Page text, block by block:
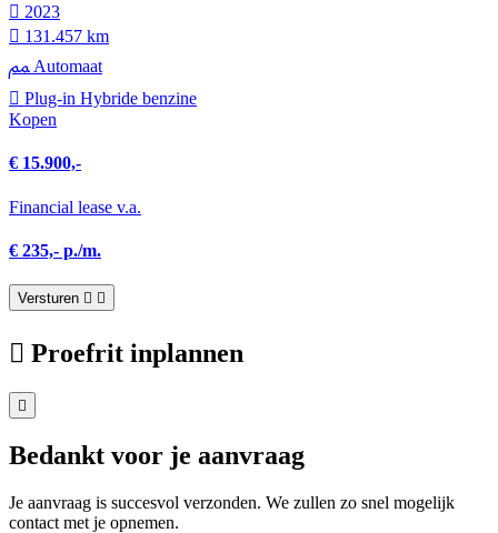
2023
131.457 km
Automaat
Plug-in Hybride benzine
Kopen
€ 15.900,-
Financial lease v.a.
€ 235,- p./m.
Versturen
Proefrit inplannen
Bedankt voor je aanvraag
Je aanvraag is succesvol verzonden. We zullen zo snel mogelijk
contact met je opnemen.